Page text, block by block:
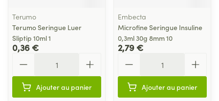
Terumo
Terumo Seringue Luer
Sliptip 10ml 1
0,36 €
Ajouter au panier
Embecta
Microfine Seringue Insuline
0,3ml 30g 8mm 10
2,79 €
Ajouter au panier